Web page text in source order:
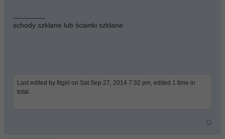
schody szklane lub ścianki szklane
Last edited by fitgirl on Sat Sep 27, 2014 7:32 pm, edited 1 time in
total.